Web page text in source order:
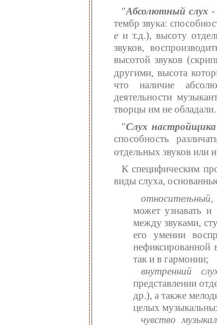
"Абсолютный слух
тембр звука:
e и т.д.), высоту
звуков,
высотой звуков
другими, высота
что наличие
деятельности
творцы им не обладали.
"Слух
способность
отдельных звуков или
К специфическим
виды слуха,
может узнавать и
между звуками,
его умении
нефиксированной
так и в гармонии;
внутренний
представлении
др.), а также
целых
чувство